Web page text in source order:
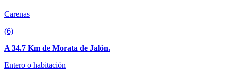
Carenas
(6)
A 34.7 Km de Morata de Jalón.
Entero o habitación